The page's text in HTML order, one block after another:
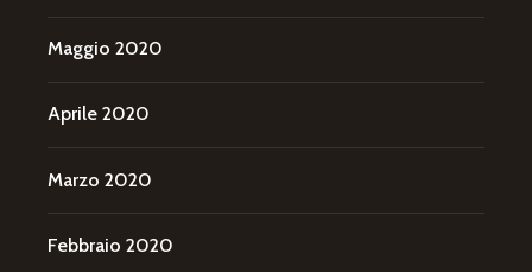
Maggio 2020
Aprile 2020
Marzo 2020
Febbraio 2020